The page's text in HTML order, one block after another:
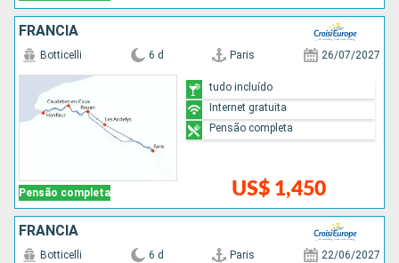
FRANCIA
Pensão completa
Botticelli 6 d Paris 26/07/2027
US$ 1,450
tudo incluído
Internet gratuita
Pensão completa
FRANCIA
Botticelli 6 d Paris 22/06/2027